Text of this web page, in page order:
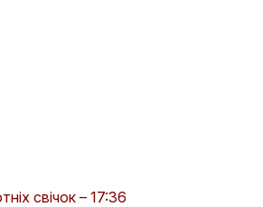
свічок – 17:36
за єврейським